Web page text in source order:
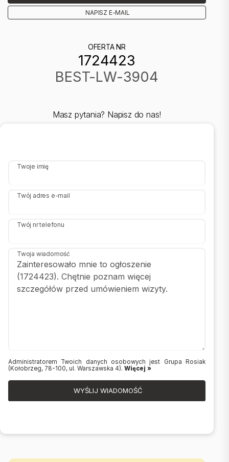
NAPISZ E-MAIL
OFERTA NR
1724423
BEST-LW-3904
Masz pytania? Napisz do nas!
Twoje imię
Twój adres e-mail
Twój nr telefonu
Twoja wiadomość
Administratorem Twoich danych osobowych jest Grupa Rosiak
(Kołobrzeg, 78-100, ul. Warszawska 4). Więcej »
WYŚLIJ WIADOMOŚĆ